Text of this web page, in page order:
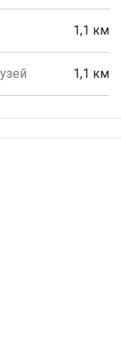
1,1 км
1,1 км